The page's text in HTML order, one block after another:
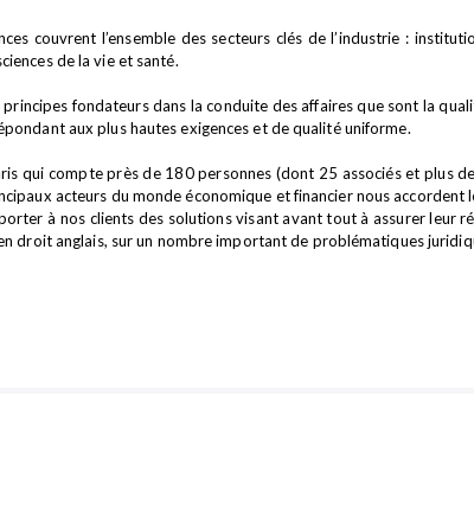
couvrent l’ensemble des secteurs clés de l’industrie :
de la vie et santé.
fondateurs dans la conduite des affaires que sont la
aux plus hautes exigences et de qualité uniforme.
qui compte près de 180 personnes (dont 25 associés et plus
acteurs du monde économique et financier nous accordent
à nos clients des solutions visant avant tout à assurer leur
droit anglais, sur un nombre important de problématiques